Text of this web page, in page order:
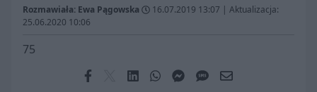
Rozmawiała: Ewa Pągowska 16.07.2019 13:07 | Aktualizacja:
25.06.2020 10:06
75